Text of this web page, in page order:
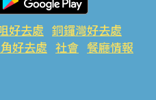
好去處 銅鑼灣好去處
好去處 社會 餐廳情報